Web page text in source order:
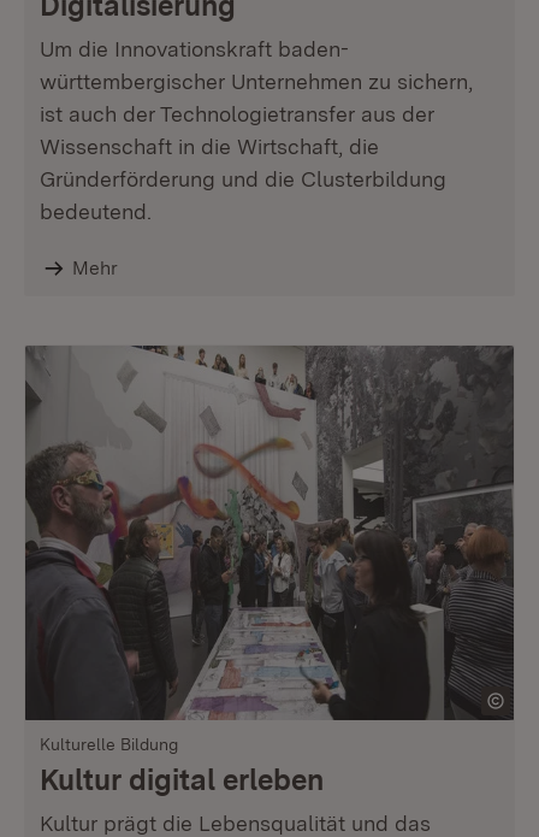
Um die Innovationskraft baden-
württembergischer Unternehmen zu sichern,
ist auch der Technologietransfer aus der
Wissenschaft in die Wirtschaft, die
Gründerförderung und die Clusterbildung
bedeutend.
Mehr
Kulturelle Bildung
Kultur digital erleben
Kultur prägt die Lebensqualität und das